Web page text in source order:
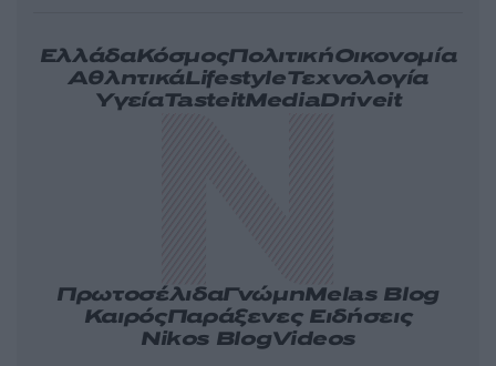
ΕλλάδαΚόσμοςΠολιτικήΟικονομία
ΑθλητικάLifestyleΤεχνολογία
ΥγείαTasteitMediaDriveit
ΠρωτοσέλιδαΓνώμηMelas Blog
ΚαιρόςΠαράξενες Ειδήσεις
Nikos BlogVideos